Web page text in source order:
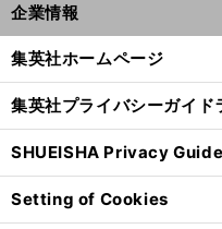
企業情報
集英社ホームページ
集英社プライバシーガイド
SHUEISHA Privacy
Setting of Cookies